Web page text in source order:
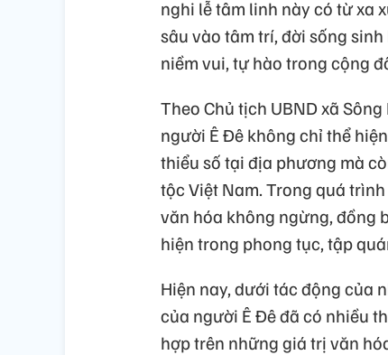
nghi lễ tâm linh này có từ xa
sâu vào tâm trí, đời sống
niềm vui, tự hào trong cộng
Theo Chủ tịch UBND xã
người Ê Đê không chỉ thể
thiểu số tại địa phương mà
tộc Việt Nam. Trong quá
văn hóa không ngừng, đồng
hiện trong phong tục, tập
Hiện nay, dưới tác động của
của người Ê Đê đã có nhiều
hợp trên những giá trị văn